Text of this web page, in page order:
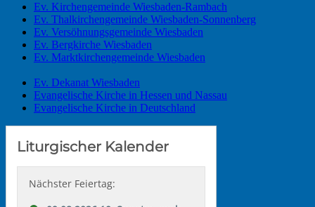
Ev. Kirchengemeinde Wiesbaden-Rambach
Ev. Thalkirchengemeinde Wiesbaden-Sonnenberg
Ev. Versöhnungsgemeinde Wiesbaden
Ev. Bergkirche Wiesbaden
Ev. Marktkirchengemeinde Wiesbaden
Ev. Dekanat Wiesbaden
Evangelische Kirche in Hessen und Nassau
Evangelische Kirche in Deutschland